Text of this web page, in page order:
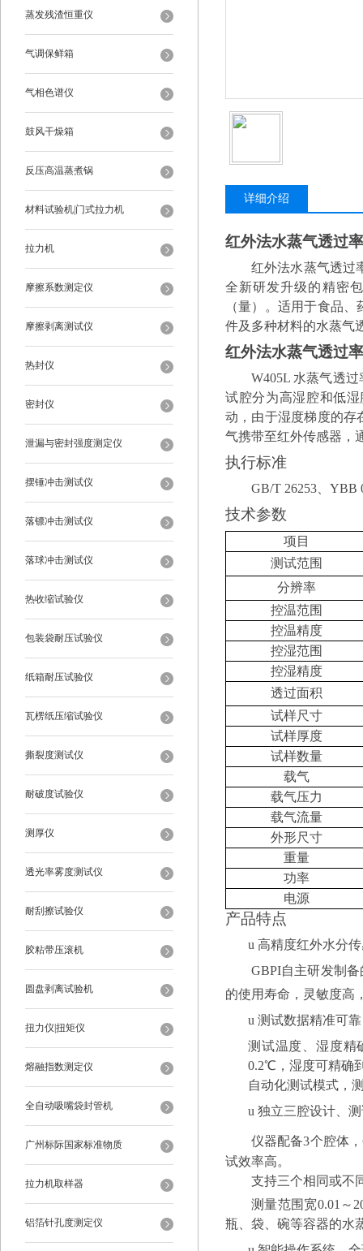
蒸发残渣恒重仪
气调保鲜箱
气相色谱仪
鼓风干燥箱
反压高温蒸煮锅
材料试验机|门式拉力机
拉力机
摩擦系数测定仪
摩擦剥离测试仪
热封仪
密封仪
泄漏与密封强度测定仪
摆锤冲击测试仪
落镖冲击测试仪
落球冲击测试仪
热收缩试验仪
包装袋耐压试验仪
纸箱耐压试验仪
瓦楞纸压缩试验仪
撕裂度测试仪
耐破度试验仪
测厚仪
透光率雾度测试仪
耐刮擦试验仪
胶粘带压滚机
圆盘剥离试验机
扭力仪|扭矩仪
熔融指数测定仪
全自动吸嘴袋封管机
广州标际国家标准物质
拉力机取样器
铝箔针孔度测定仪
详细介绍
红外法水蒸气透过
红外法水蒸气透过
全新研发升级的精密
（量）。适用于食品
件及多种材料的水蒸气
红外法水蒸气透过
W405L 水蒸气透
试腔分为高湿腔和低
动，由于湿度梯度的存
气携带至红外传感器，
执行标准
GB/T 26253 YBB
技术参数
项目
测试范围
分辨率
控温范围
控温精度
控湿范围
控湿精度
透过面积
试样尺寸
试样厚度
试样数量
载气
载气压力
载气流量
外形尺寸
重量
功率
电源
产品特点
u 高精度红外水分
GBPI自主研发制
的使用寿命，灵敏度高
u 测试数据精准可靠
测试温度、湿度精
0.2℃，湿度可精确
自动化测试模式，
u 独立三腔设计、
仪器配备3个腔体
试效率高。
支持三个相同或不
测量范围宽0.01 ～
瓶、袋、碗等容器的水